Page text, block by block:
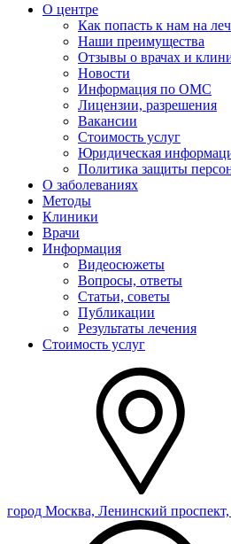
О центре
Как попасть к нам на
Наши преимущества
Отзывы о врачах и
Новости
Информация по ОМС
Лицензии, разрешения
Вакансии
Стоимость услуг
Юридическая
Политика защиты
О заболеваниях
Методы
Клиники
Врачи
Информация
Видеосюжеты
Вопросы, ответы
Статьи, советы
Публикации
Результаты лечения
Стоимость услуг
город Москва, Ленинский проспект,